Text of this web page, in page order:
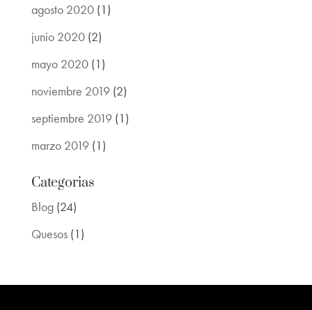
agosto 2020(1)
junio 2020(2)
mayo 2020(1)
noviembre 2019(2)
septiembre 2019(1)
marzo 2019(1)
Categorias
Blog(24)
Quesos(1)